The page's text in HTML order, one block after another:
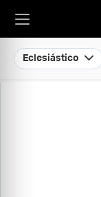
Eclesiástico